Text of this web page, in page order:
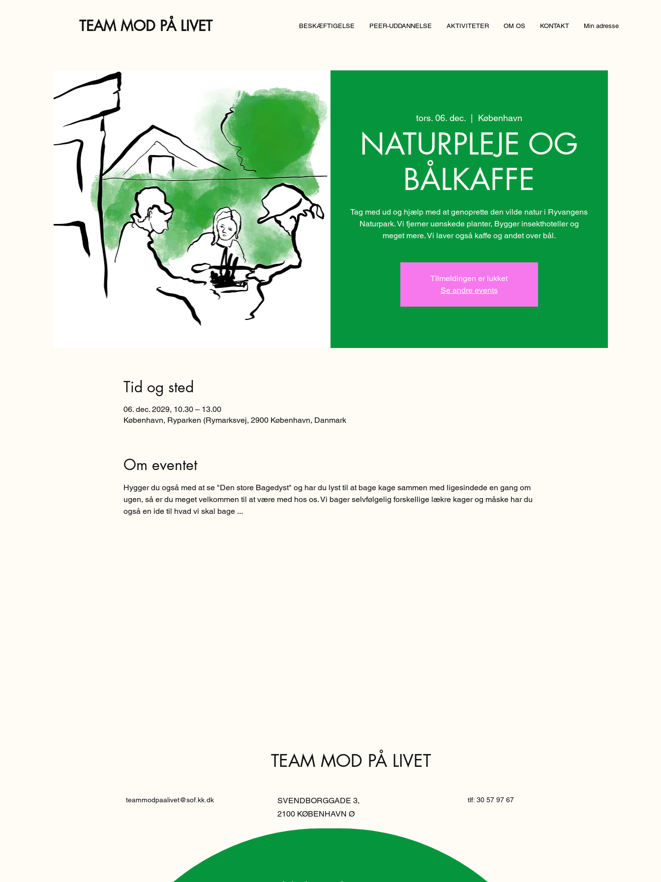
TEAM MOD PÅ LIVET BESKÆFTIGELSE PEER-UDDANNELSE AKTIVITETER OM OS KONTAKT Min adresse
tors. 06. dec.
  |
København
NATURPLEJE OG
BÅLKAFFE
Tag med ud og hjælp med at genoprette den vilde natur i Ryvangens
Naturpark. Vi fjerner uønskede planter, Bygger insekthoteller og
meget mere. Vi laver også kaffe og andet over bål.
Tilmeldingen er lukket
Se andre events
Tid og sted
06. dec. 2029, 10.30 – 13.00
København, Ryparken (Rymarksvej, 2900 København, Danmark
Om eventet
Hygger du også med at se "Den store Bagedyst" og har du lyst til at bage kage sammen med ligesindede en gang om
ugen, så er du meget velkommen til at være med hos os. Vi bager selvfølgelig forskellige lækre kager og måske har du
også en ide til hvad vi skal bage ...
TEAM MOD PÅ LIVET
teammodpaalivet@sof.kk.dk
SVENDBORGGADE 3,
2100 KØBENHAVN Ø
tlf: 30 57 97 67